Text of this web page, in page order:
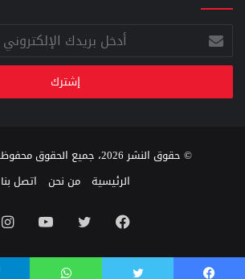
أدخل
بريدك
الإلكتروني
© حقوق النشر 2026، جميع الحقوق محفوظة |
الرئيسية
من نحن اتصل بنا
فيسبوك تويتر يوتيوب